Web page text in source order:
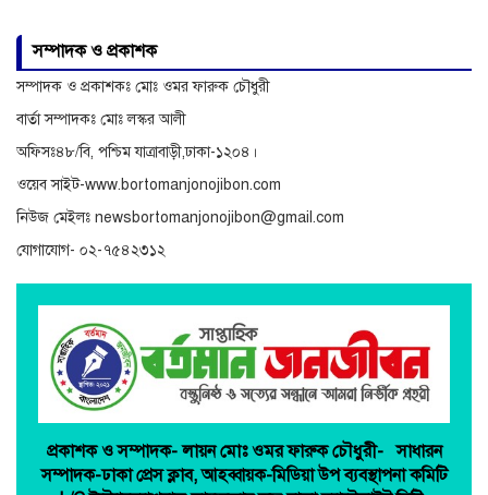
বিরুদ্ধে অনুসন্ধান
সম্পাদক ও প্রকাশক
সম্পাদক ও প্রকাশকঃ মোঃ ওমর ফারুক চৌধুরী
বার্তা সম্পাদকঃ মোঃ লস্কর আলী
অফিসঃ৪৮/বি, পশ্চিম যাত্রাবাড়ী,ঢাকা-১২০৪।
ওয়েব সাইট-www.bortomanjonojibon.com
নিউজ মেইলঃ newsbortomanjonojibon@gmail.com
যোগাযোগ- ০২-৭৫৪২৩১২
প্রকাশক ও সম্পাদক-লায়ন মোঃ ওমর ফারুক চৌধুরী- সাধারন
সম্পাদক-ঢাকা প্রেস ক্লাব, আহব্বায়ক-মিডিয়া উপ ব্যবস্থাপনা কমিটি